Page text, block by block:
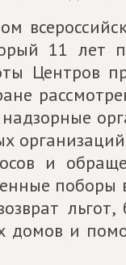
11 лет
Центров
и
льгот,
домов и